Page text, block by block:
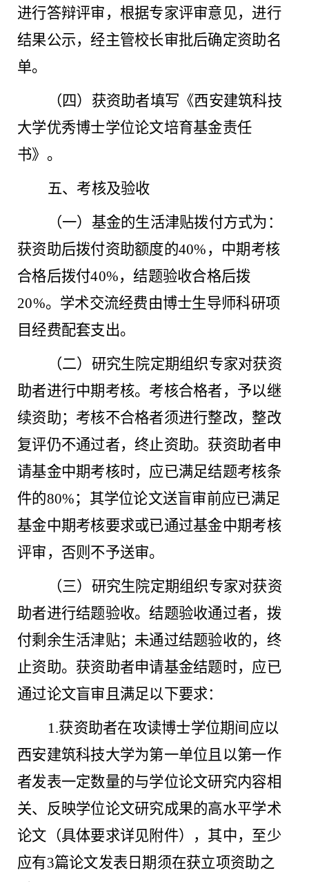
进行答辩评审，根据专家评审意见，进行
结果公示，经主管校长审批后确定资助名
单。
（四）获资助者填写《西安建筑科技
大学优秀博士学位论文培育基金责任
书》。
五、考核及验收
（一）基金的生活津贴拨付方式为：
获资助后拨付资助额度的40%，中期考核
合格后拨付40%，结题验收合格后拨
20%。 学术交流经费由博士生导师科研项
目经费配套支出。
（二）研究生院定期组织专家对获资
助者进行中期考核。考核合格者，予以继
续资助；考核不合格者须进行整改，整改
复评仍不通过者，终止资助。获资助者申
请基金中期考核时，应已满足结题考核条
件的80%；其学位论文送盲审前应已满足
基金中期考核要求或已通过基金中期考核
评审，否则不予送审。
（三）研究生院定期组织专家对获资
助者进行结题验收。结题验收通过者，拨
付剩余生活津贴；未通过结题验收的，终
止资助。获资助者申请基金结题时，应已
通过论文盲审且满足以下要求：
1.获资助者在攻读博士学位期间应以
西安建筑科技大学为第一单位且以第一作
者发表一定数量的与学位论文研究内容相
关、反映学位论文研究成果的高水平学术
论文（具体要求详见附件），其中，至少
应有3篇论文发表日期须在获立项资助之